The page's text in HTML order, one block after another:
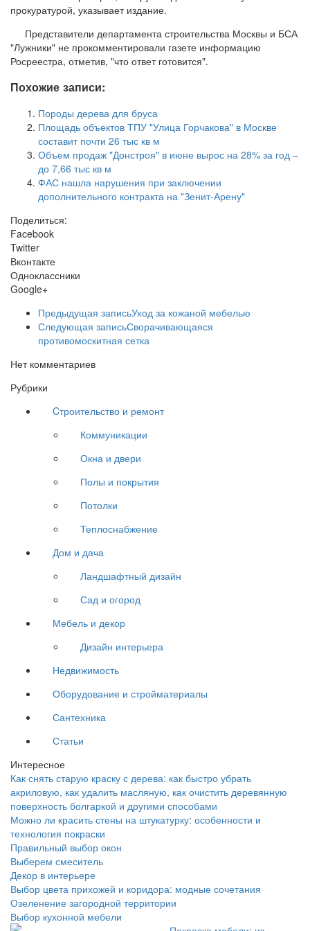
прокуратурой, указывает издание.
Представители департамента строительства Москвы и БСА
"Лужники" не прокомментировали газете информацию
Росреестра, отметив, "что ответ готовится".
Похожие записи:
Породы дерева для бруса
Площадь объектов ТПУ "Улица Горчакова" в Москве
составит почти 26 тыс кв м
Объем продаж "Донстроя" в июне вырос на 28% за год –
до 7,66 тыс кв м
ФАС нашла нарушения при заключении
дополнительного контракта на "Зенит-Арену"
Поделиться:
Facebook
Twitter
Вконтакте
Одноклассники
Google+
Предыдущая записьУход за кожаной мебелью
Следующая записьСворачивающаяся
противомоскитная сетка
Нет комментариев
Рубрики
Cтроительство и ремонт
Коммуникации
Окна и двери
Полы и покрытия
Потолки
Теплоснабжение
Дом и дача
Ландшафтный дизайн
Сад и огород
Мебель и декор
Дизайн интерьера
Недвижимость
Оборудование и стройматериалы
Сантехника
Статьи
Интересное
Как снять старую краску с дерева: как быстро убрать
акриловую, как удалить масляную, как очистить деревянную
поверхность болгаркой и другими способами
Можно ли красить стены на штукатурку: особенности и
технология покраски
Правильный выбор окон
Выберем смеситель
Декор в интерьере
Выбор цвета прихожей и коридора: модные сочетания
Озеленение загородной территории
Выбор кухонной мебели